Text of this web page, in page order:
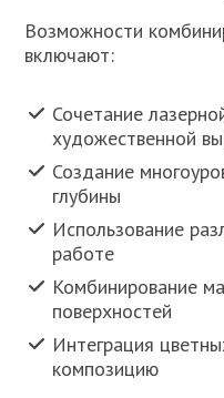
Возможности
включают:
Сочетание
художественной
Создание
глубины
Использование
работе
Комбинирование
поверхностей
Интеграция
композицию